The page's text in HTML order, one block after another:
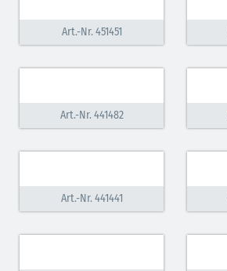
Art.-Nr. 451451
Art.-Nr. 441482
Art.-Nr. 441441